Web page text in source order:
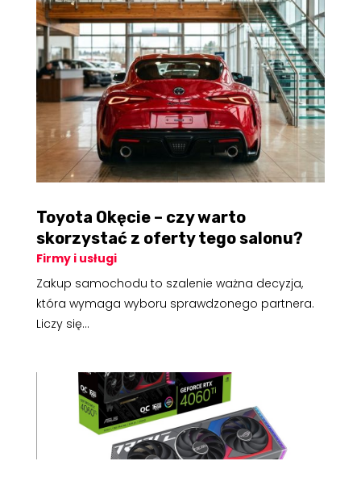
Toyota Okęcie – czy warto
skorzystać z oferty tego salonu?
Firmy i usługi
Zakup samochodu to szalenie ważna decyzja,
która wymaga wyboru sprawdzonego partnera.
Liczy się...